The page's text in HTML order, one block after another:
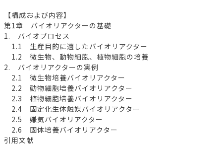
【構成および内容】
第1章 バイオリアクターの基礎
1. バイオプロセス
1.1 生産目的に適したバイオリアクター
1.2 微生物、動物細胞、植物細胞の培養
2. バイオリアクターの実例
2.1 微生物培養バイオリアクター
2.2 動物細胞培養バイオリアクター
2.3 植物細胞培養バイオリアクター
2.4 固定化生体触媒バイオリアクター
2.5 嫌気バイオリアクター
2.6 固体培養バイオリアクター
引用文献